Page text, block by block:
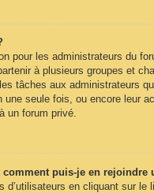
pour les administrateurs du
à plusieurs groupes et
tâches aux administrateurs
seule fois, ou encore leur
un forum privé.
puis-je en rejoindre
en cliquant sur le